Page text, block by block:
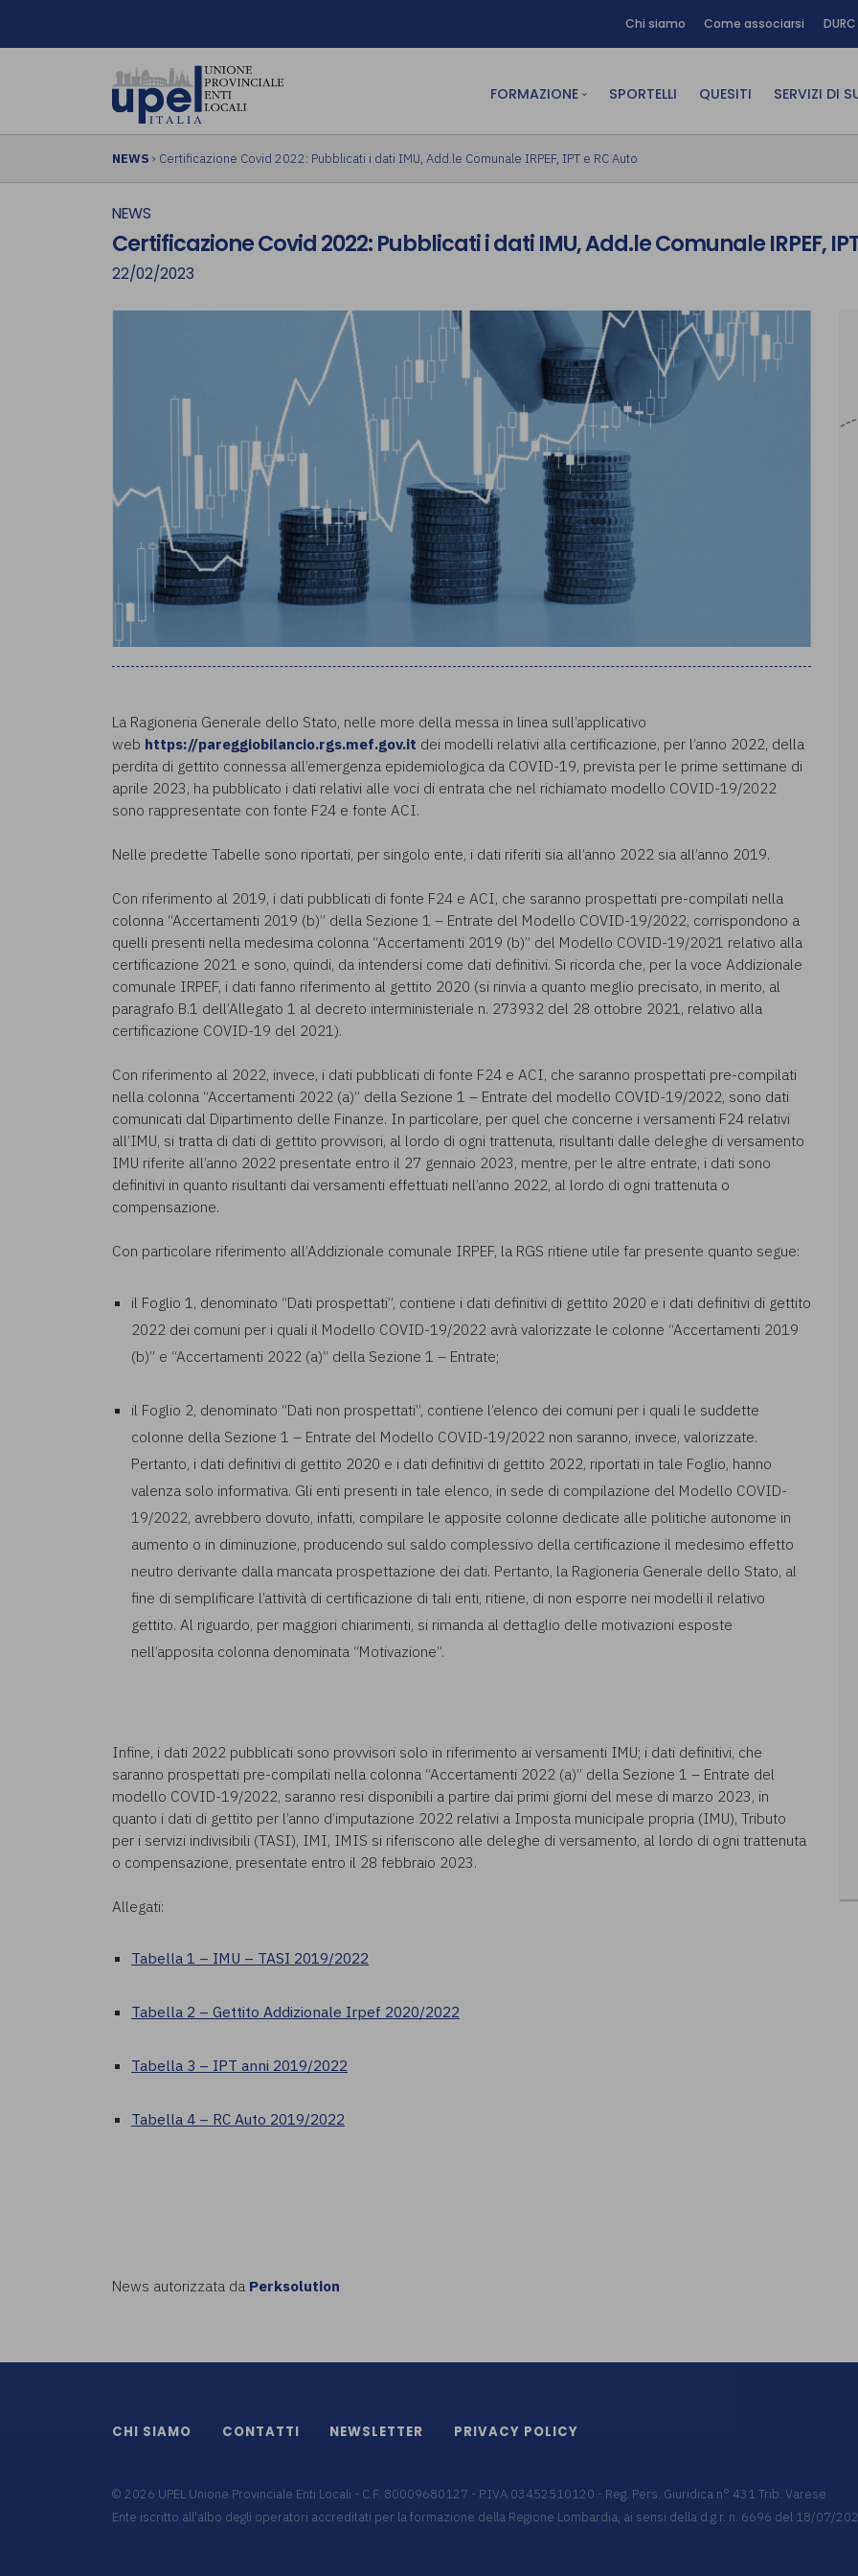
Chi siamo Come associarsi
FORMAZIONE
FAD sincrona (in diretta)
FAD asincrona (e-learning)
Formazione in aula
Piano formativo gratuito
associati
Archivio Formazione
SPORTELLI QUESITI SERVIZI DI
Area
Area
NEWS › Certificazione Covid 2022: Pubblicati i dati IMU, Add.le Comunale IRPEF, IPT e RC Auto
NEWS
Certificazione Covid 2022: Pubblicati i dati IMU, Add.le Comunale IRPEF, IPT
22/02/2023
La Ragioneria Generale dello Stato, nelle more della messa in linea sull’applicativo
web https://pareggiobilancio.rgs.mef.gov.it dei modelli relativi alla certificazione, per l’anno 2022, della
perdita di gettito connessa all’emergenza epidemiologica da COVID-19, prevista per le prime settimane di
aprile 2023, ha pubblicato i dati relativi alle voci di entrata che nel richiamato modello COVID-19/2022
sono rappresentate con fonte F24 e fonte ACI.
Nelle predette Tabelle sono riportati, per singolo ente, i dati riferiti sia all’anno 2022 sia all’anno 2019.
Con riferimento al 2019, i dati pubblicati di fonte F24 e ACI, che saranno prospettati pre-compilati nella
colonna “Accertamenti 2019 (b)” della Sezione 1 – Entrate del Modello COVID-19/2022, corrispondono a
quelli presenti nella medesima colonna “Accertamenti 2019 (b)” del Modello COVID-19/2021 relativo alla
certificazione 2021 e sono, quindi, da intendersi come dati definitivi. Si ricorda che, per la voce Addizionale
comunale IRPEF, i dati fanno riferimento al gettito 2020 (si rinvia a quanto meglio precisato, in merito, al
paragrafo B.1 dell’Allegato 1 al decreto interministeriale n. 273932 del 28 ottobre 2021, relativo alla
certificazione COVID-19 del 2021).
Con riferimento al 2022, invece, i dati pubblicati di fonte F24 e ACI, che saranno prospettati pre-compilati
nella colonna “Accertamenti 2022 (a)” della Sezione 1 – Entrate del modello COVID-19/2022, sono dati
comunicati dal Dipartimento delle Finanze. In particolare, per quel che concerne i versamenti F24 relativi
all’IMU, si tratta di dati di gettito provvisori, al lordo di ogni trattenuta, risultanti dalle deleghe di versamento
IMU riferite all’anno 2022 presentate entro il 27 gennaio 2023, mentre, per le altre entrate, i dati sono
definitivi in quanto risultanti dai versamenti effettuati nell’anno 2022, al lordo di ogni trattenuta o
compensazione.
Con particolare riferimento all’Addizionale comunale IRPEF, la RGS ritiene utile far presente quanto segue:
il Foglio 1, denominato “Dati prospettati”, contiene i dati definitivi di gettito 2020 e i dati definitivi di gettito
2022 dei comuni per i quali il Modello COVID-19/2022 avrà valorizzate le colonne “Accertamenti 2019
(b)” e “Accertamenti 2022 (a)” della Sezione 1 – Entrate;
il Foglio 2, denominato “Dati non prospettati”, contiene l’elenco dei comuni per i quali le suddette
colonne della Sezione 1 – Entrate del Modello COVID-19/2022 non saranno, invece, valorizzate.
Pertanto, i dati definitivi di gettito 2020 e i dati definitivi di gettito 2022, riportati in tale Foglio, hanno
valenza solo informativa. Gli enti presenti in tale elenco, in sede di compilazione del Modello COVID-
19/2022, avrebbero dovuto, infatti, compilare le apposite colonne dedicate alle politiche autonome in
aumento o in diminuzione, producendo sul saldo complessivo della certificazione il medesimo effetto
neutro derivante dalla mancata prospettazione dei dati. Pertanto, la Ragioneria Generale dello Stato, al
fine di semplificare l’attività di certificazione di tali enti, ritiene, di non esporre nei modelli il relativo
gettito. Al riguardo, per maggiori chiarimenti, si rimanda al dettaglio delle motivazioni esposte
nell’apposita colonna denominata “Motivazione”.
Infine, i dati 2022 pubblicati sono provvisori solo in riferimento ai versamenti IMU; i dati definitivi, che
saranno prospettati pre-compilati nella colonna “Accertamenti 2022 (a)” della Sezione 1 – Entrate del
modello COVID-19/2022, saranno resi disponibili a partire dai primi giorni del mese di marzo 2023, in
quanto i dati di gettito per l’anno d’imputazione 2022 relativi a Imposta municipale propria (IMU), Tributo
per i servizi indivisibili (TASI), IMI, IMIS si riferiscono alle deleghe di versamento, al lordo di ogni trattenuta
o compensazione, presentate entro il 28 febbraio 2023.
Allegati:
Tabella 1 – IMU – TASI 2019/2022
Tabella 2 – Gettito Addizionale Irpef 2020/2022
Tabella 3 – IPT anni 2019/2022
Tabella 4 – RC Auto 2019/2022
News autorizzata da Perksolution
CHI SIAMO CONTATTI NEWSLETTER PRIVACY POLICY
© 2026 UPEL Unione Provinciale Enti Locali - C.F. 80009680127 - P.IVA 03452510120 - Reg. Pers. Giuridica n° 431 Trib. Varese
Ente iscritto all'albo degli operatori accreditati per la formazione della Regione Lombardia, ai sensi della d.g.r. n. 6696 del 18/07/